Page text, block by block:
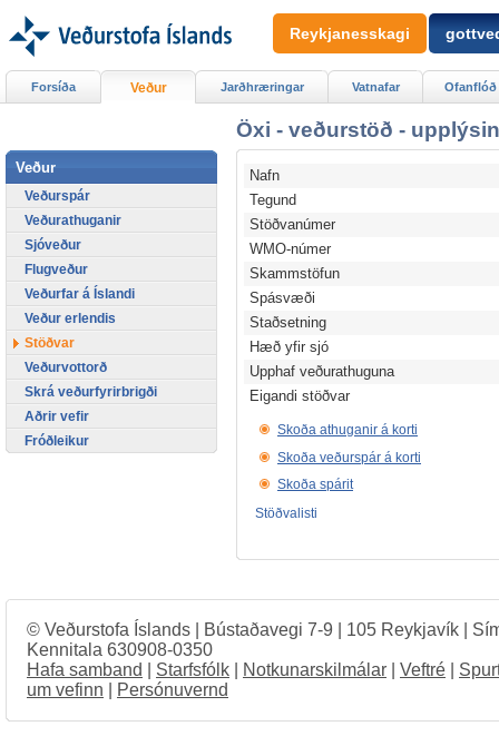
Öxi - veðurstöð -
Nafn
Tegund
Stöðvanúmer
WMO-númer
Skammstöfun
Spásvæði
Staðsetning
Hæð yfir sjó
Upphaf veðurathuguna
Eigandi stöðvar
Skoða athuganir á korti
Skoða veðurspár á korti
Skoða spárit
Stöðvalisti
Forsíða Veður Jarðhræringar Vatnafar Ofanflóð
Veður
Veðurspár
Veðurathuganir
Sjóveður
Flugveður
Veðurfar á Íslandi
Veður erlendis
Stöðvar
Veðurvottorð
Skrá veðurfyrirbrigði
Aðrir vefir
Fróðleikur
Reykjanesskagi
© Veðurstofa Íslands | Bústaðavegi 7-9 | 105 Reykjavík |
Kennitala 630908-0350
Hafa samband
Starfsfólk Notkunarskilmálar Veftré
um vefinn
Persónuvernd